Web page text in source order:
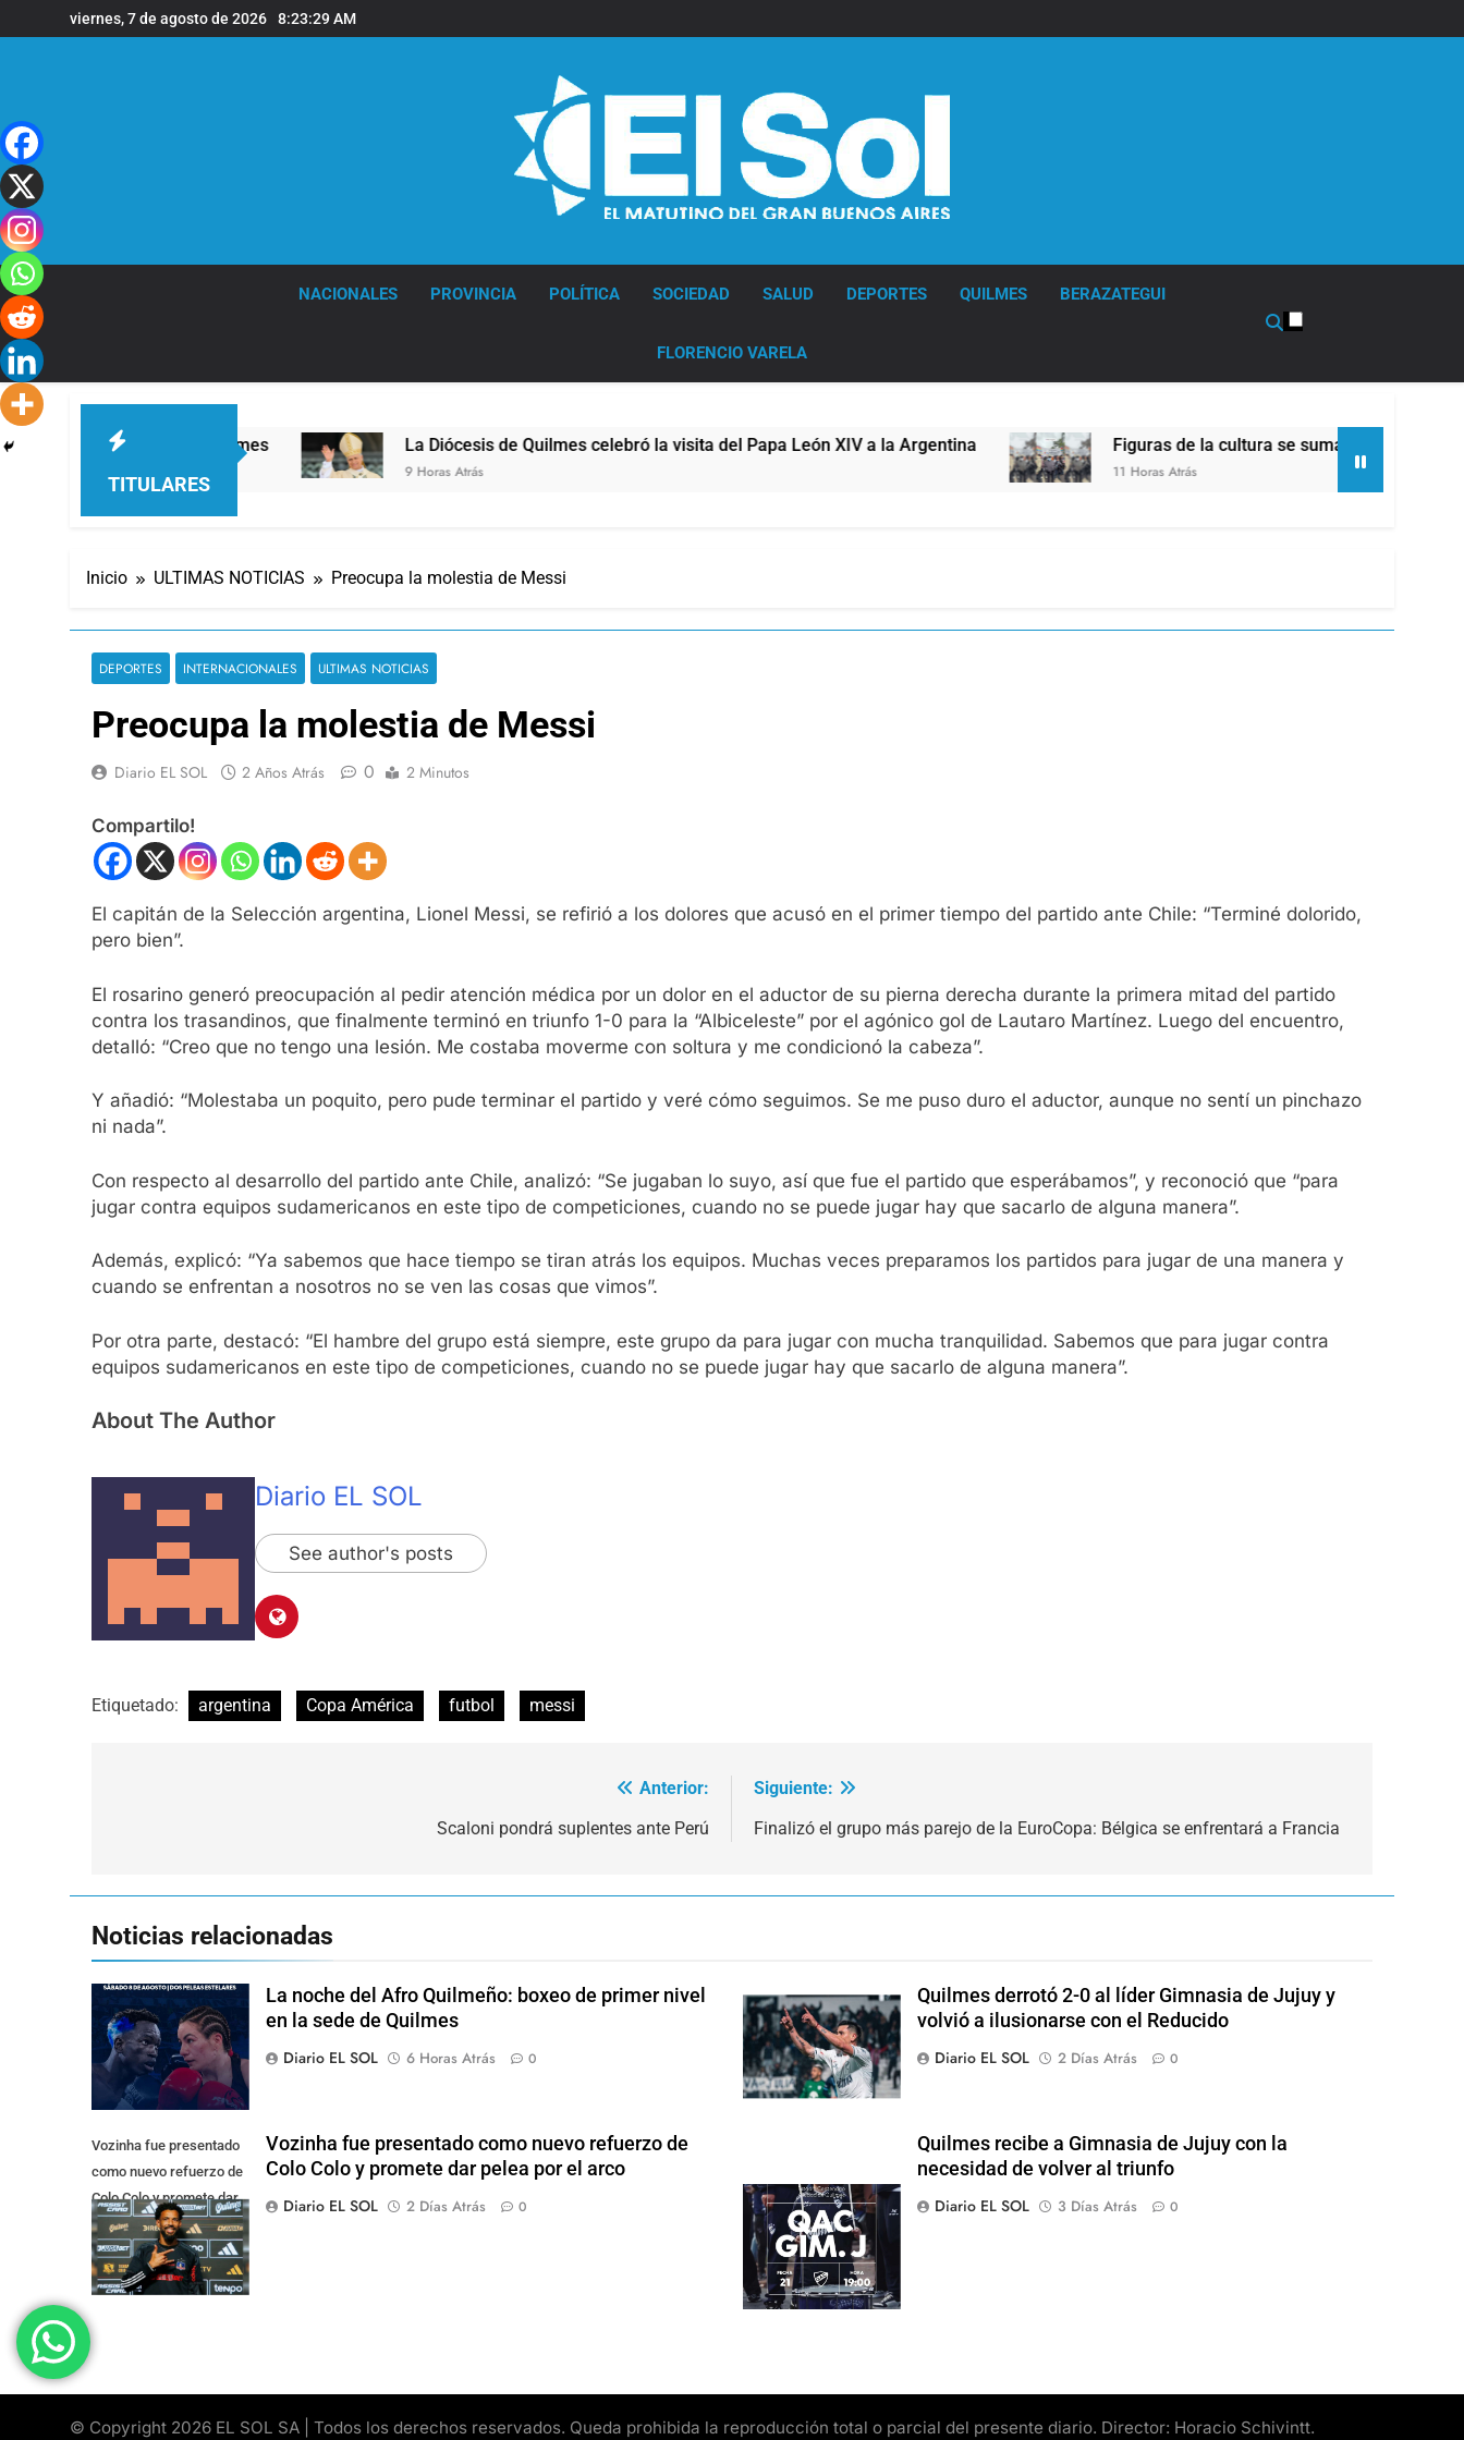
al
viernes, 7 de agosto de 2026 8:23:30 AM
NACIONALES PROVINCIA POLÍTICA SOCIEDAD SALUD DEPORTES QUILMES BERAZATEGUI
FLORENCIO VARELA
TITULARES
en la sede de Quilmes La Diócesis de Quilmes celebró la visita del Papa León XIV a la Argentina
9 Horas Atrás
Figuras de la cultura se sumaron a la marcha frente
11 Horas Atrás
Inicio ULTIMAS NOTICIAS Preocupa la molestia de Messi
DEPORTES INTERNACIONALES ULTIMAS NOTICIAS
Preocupa la molestia de Messi
Diario EL SOL 2 Años Atrás 0 2 Minutos
Compartilo!
El capitán de la Selección argentina, Lionel Messi, se refirió a los dolores que acusó en el primer tiempo del partido ante Chile: “Terminé dolorido,
pero bien”.
El rosarino generó preocupación al pedir atención médica por un dolor en el aductor de su pierna derecha durante la primera mitad del partido
contra los trasandinos, que finalmente terminó en triunfo 1-0 para la “Albiceleste” por el agónico gol de Lautaro Martínez. Luego del encuentro,
detalló: “Creo que no tengo una lesión. Me costaba moverme con soltura y me condicionó la cabeza”.
Y añadió: “Molestaba un poquito, pero pude terminar el partido y veré cómo seguimos. Se me puso duro el aductor, aunque no sentí un pinchazo
ni nada”.
Con respecto al desarrollo del partido ante Chile, analizó: “Se jugaban lo suyo, así que fue el partido que esperábamos”, y reconoció que “para
jugar contra equipos sudamericanos en este tipo de competiciones, cuando no se puede jugar hay que sacarlo de alguna manera”.
Además, explicó: “Ya sabemos que hace tiempo se tiran atrás los equipos. Muchas veces preparamos los partidos para jugar de una manera y
cuando se enfrentan a nosotros no se ven las cosas que vimos”.
Por otra parte, destacó: “El hambre del grupo está siempre, este grupo da para jugar con mucha tranquilidad. Sabemos que para jugar contra
equipos sudamericanos en este tipo de competiciones, cuando no se puede jugar hay que sacarlo de alguna manera”.
About The Author
Diario EL SOL
See author's posts
Etiquetado: argentina Copa América futbol messi
Anterior:
Scaloni pondrá suplentes ante Perú
Siguiente:
Finalizó el grupo más parejo de la EuroCopa: Bélgica se enfrentará a Francia
Noticias relacionadas
La noche del Afro Quilmeño: boxeo de primer nivel
en la sede de Quilmes
Diario EL SOL
6 Horas Atrás 0
Quilmes derrotó 2-0 al líder Gimnasia de Jujuy y
volvió a ilusionarse con el Reducido
Diario EL SOL
2 Días Atrás 0
Vozinha fue presentado
como nuevo refuerzo de
Colo Colo y promete dar
pelea por el arco
Vozinha fue presentado como nuevo refuerzo de
Colo Colo y promete dar pelea por el arco
Diario EL SOL
2 Días Atrás 0
Quilmes recibe a Gimnasia de Jujuy con la
necesidad de volver al triunfo
Diario EL SOL
3 Días Atrás 0
© Copyright 2026 EL SOL SA | Todos los derechos reservados. Queda prohibida la reproducción total o parcial del presente diario. Director: Horacio Schivintt.